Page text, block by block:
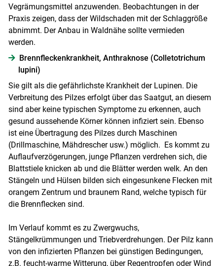
Vegrämungsmittel anzuwenden. Beobachtungen in der
Praxis zeigen, dass der Wildschaden mit der Schlaggröße
abnimmt. Der Anbau in Waldnähe sollte vermieden
werden.
Brennfleckenkrankheit, Anthraknose (Colletotrichum
lupini)
Sie gilt als die gefährlichste Krankheit der Lupinen. Die
Verbreitung des Pilzes erfolgt über das Saatgut, an diesem
sind aber keine typischen Symptome zu erkennen, auch
gesund aussehende Körner können infiziert sein. Ebenso
ist eine Übertragung des Pilzes durch Maschinen
(Drillmaschine, Mähdrescher usw.) möglich. Es kommt zu
Auflaufverzögerungen, junge Pflanzen verdrehen sich, die
Blattstiele knicken ab und die Blätter werden welk. An den
Stängeln und Hülsen bilden sich eingesunkene Flecken mit
orangem Zentrum und braunem Rand, welche typisch für
die Brennflecken sind.
Im Verlauf kommt es zu Zwergwuchs,
Stängelkrümmungen und Triebverdrehungen. Der Pilz kann
von den infizierten Pflanzen bei günstigen Bedingungen,
z.B. feucht-warme Witterung, über Regentropfen oder Wind